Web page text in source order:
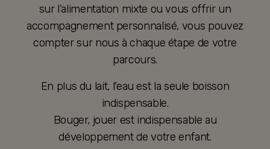
sur l’alimentation mixte ou vous offrir un
accompagnement personnalisé, vous pouvez
compter sur nous à chaque étape de votre
parcours.
En plus du lait, l'eau est la seule boisson
indispensable.
Bouger, jouer est indispensable au
développement de votre enfant.